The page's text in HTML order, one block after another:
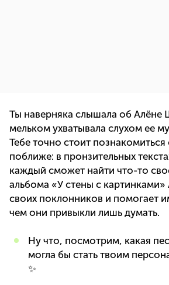
Ты наверняка слышала об Алёне
мельком ухватывала слухом ее
Тебе точно стоит познакомиться
поближе: в пронзительных
каждый сможет найти что-то
альбома «У стены с картинками»
своих поклонников и помогает
чем они привыкли лишь думать.
Ну что, посмотрим, какая
могла бы стать твоим
✨